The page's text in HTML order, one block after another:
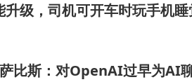
升级，司机可开车时玩手机
比斯：对OpenAI过早为AI